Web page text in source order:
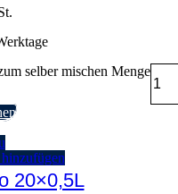
selber mischen Menge
20×0,5L